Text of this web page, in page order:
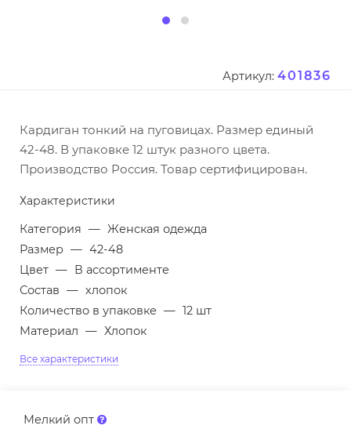
Артикул: 401836
Кардиган тонкий на пуговицах. Размер единый
42-48. В упаковке 12 штук разного цвета.
Производство Россия. Товар сертифицирован.
Характеристики
Категория — Женская одежда
Размер — 42-48
Цвет — В ассортименте
Состав — хлопок
Количество в упаковке — 12 шт
Материал — Хлопок
Все характеристики
Мелкий опт